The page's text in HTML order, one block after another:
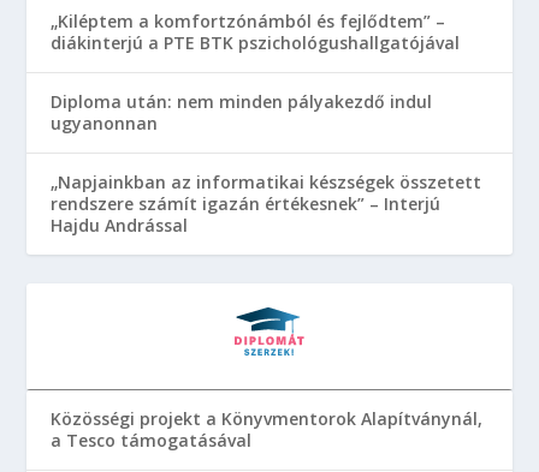
„Kiléptem a komfortzónámból és fejlődtem” –
diákinterjú a PTE BTK pszichológushallgatójával
Diploma után: nem minden pályakezdő indul
ugyanonnan
„Napjainkban az informatikai készségek összetett
rendszere számít igazán értékesnek” – Interjú
Hajdu Andrással
Közösségi projekt a Könyvmentorok Alapítványnál,
a Tesco támogatásával